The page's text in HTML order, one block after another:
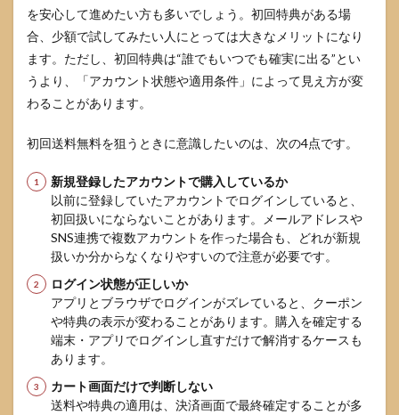
を安心して進めたい方も多いでしょう。初回特典がある場
合、少額で試してみたい人にとっては大きなメリットになり
ます。ただし、初回特典は“誰でもいつでも確実に出る”とい
うより、「アカウント状態や適用条件」によって見え方が変
わることがあります。
初回送料無料を狙うときに意識したいのは、次の4点です。
新規登録したアカウントで購入しているか
以前に登録していたアカウントでログインしていると、
初回扱いにならないことがあります。メールアドレスや
SNS連携で複数アカウントを作った場合も、どれが新規
扱いか分からなくなりやすいので注意が必要です。
ログイン状態が正しいか
アプリとブラウザでログインがズレていると、クーポン
や特典の表示が変わることがあります。購入を確定する
端末・アプリでログインし直すだけで解消するケースも
あります。
カート画面だけで判断しない
送料や特典の適用は、決済画面で最終確定することが多